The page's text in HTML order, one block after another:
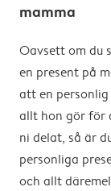
mamma
Oavsett om du
en present på
att en
allt hon gör för
ni delat, så är
personliga
och allt